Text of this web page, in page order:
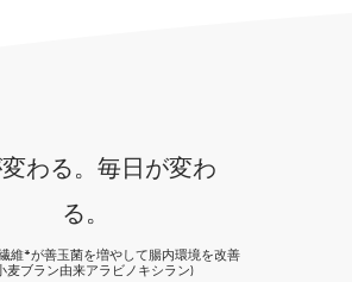
わる。毎日が変わ
る。
維*が善玉菌を増やして腸内環境を改善
麦ブラン由来アラビノキシラン)